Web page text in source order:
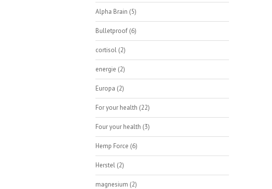
Alpha Brain (5)
Bulletproof (6)
cortisol (2)
energie (2)
Europa (2)
For your health (22)
Four your health (3)
Hemp Force (6)
Herstel (2)
magnesium (2)